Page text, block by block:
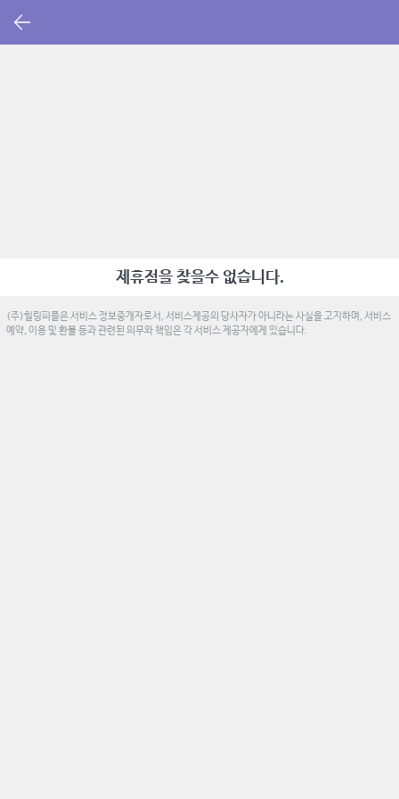
제휴점을 찾을수 없습니다.
(주)힐링피플은 서비스 정보중개자로서, 서비스제공의 당사자가 아니라는 사실을 고지하며, 서비스
예약, 이용 및 환불 등과 관련된 의무와 책임은 각 서비스 제공자에게 있습니다.